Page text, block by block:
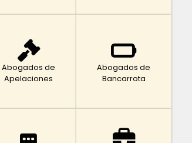
Abogados de
Apelaciones
Abogados de
Bancarrota